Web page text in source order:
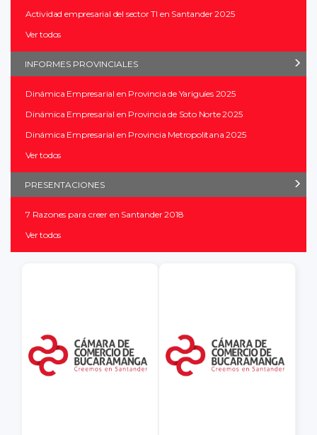
Actividad empresarial del sector TI en Santander 2025
Ver todos
INFORMES PROVINCIALES
Dinámica Empresarial en Provincia de Yariguíes 2025
Dinámica Empresarial en Provincia de Soto Norte 2025
Dinámica Empresarial en Provincia Metropolitana 2025
Ver todos
PRESENTACIONES
7 Razones para creer en Santander 2018
Ver todos